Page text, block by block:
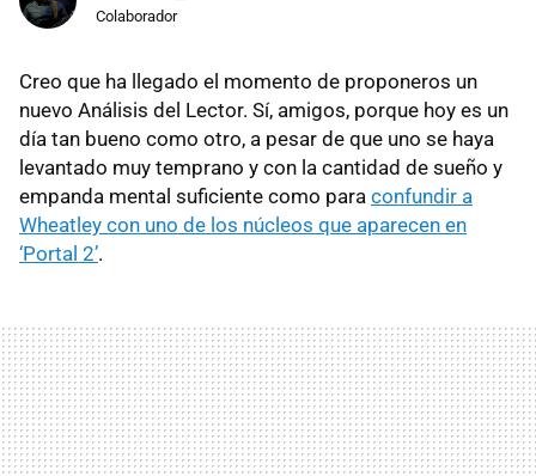
Colaborador
Creo que ha llegado el momento de proponeros un
nuevo Análisis del Lector. Sí, amigos, porque hoy es un
día tan bueno como otro, a pesar de que uno se haya
levantado muy temprano y con la cantidad de sueño y
empanda mental suficiente como para confundir a
Wheatley con uno de los núcleos que aparecen en
‘Portal 2’.